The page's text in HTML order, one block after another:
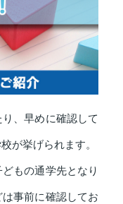
、早めに確認して
が挙げられます。
もの通学先となり
事前に確認してお